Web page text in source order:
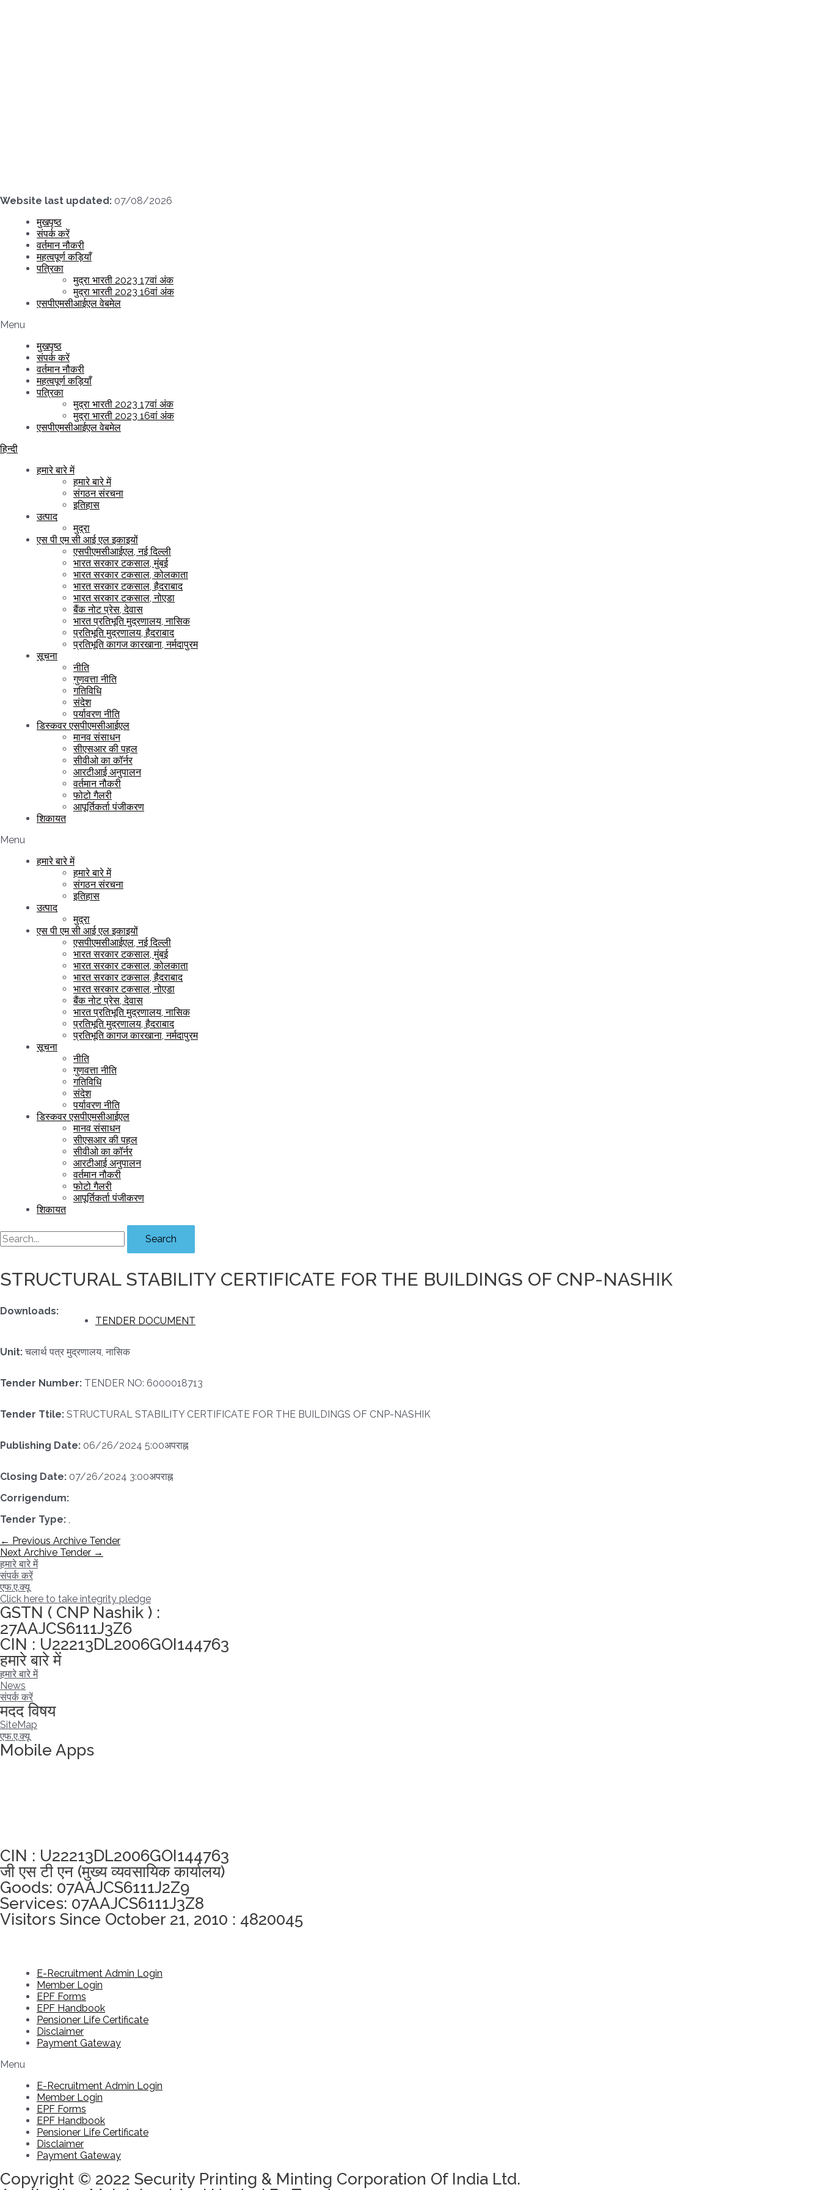
Website last updated: 07/08/2026
मुखपृष्ठ
संपर्क करें
वर्तमान नौकरी
महत्वपूर्ण कड़ियाँ
पत्रिका
मुद्रा भारती 2023 17वां अंक
मुद्रा भारती 2023 16वां अंक
एसपीएमसीआईएल वेबमेल
Menu
मुखपृष्ठ
संपर्क करें
वर्तमान नौकरी
महत्वपूर्ण कड़ियाँ
पत्रिका
मुद्रा भारती 2023 17वां अंक
मुद्रा भारती 2023 16वां अंक
एसपीएमसीआईएल वेबमेल
हिन्दी
हमारे बारे में
हमारे बारे में
संगठन संरचना
इतिहास
उत्पाद
मुद्रा
एस पी एम सी आई एल इकाइयों
एसपीएमसीआईएल, नई दिल्ली
भारत सरकार टकसाल, मुंबई
भारत सरकार टकसाल, कोलकाता
भारत सरकार टकसाल, हैदराबाद
भारत सरकार टकसाल, नोएडा
बैंक नोट प्रेस, देवास
भारत प्रतिभूति मुद्रणालय, नासिक
प्रतिभूति मुद्रणालय, हैदराबाद
प्रतिभूति कागज कारखाना, नर्मदापुरम
सूचना
नीति
गुणवत्ता नीति
गतिविधि
संदेश
पर्यावरण नीति
डिस्कवर एसपीएमसीआईएल
मानव संसाधन
सीएसआर की पहल
सीवीओ का कॉर्नर
आरटीआई अनुपालन
वर्तमान नौकरी
फोटो गैलरी
आपूर्तिकर्ता पंजीकरण
शिकायत
Menu
हमारे बारे में
हमारे बारे में
संगठन संरचना
इतिहास
उत्पाद
मुद्रा
एस पी एम सी आई एल इकाइयों
एसपीएमसीआईएल, नई दिल्ली
भारत सरकार टकसाल, मुंबई
भारत सरकार टकसाल, कोलकाता
भारत सरकार टकसाल, हैदराबाद
भारत सरकार टकसाल, नोएडा
बैंक नोट प्रेस, देवास
भारत प्रतिभूति मुद्रणालय, नासिक
प्रतिभूति मुद्रणालय, हैदराबाद
प्रतिभूति कागज कारखाना, नर्मदापुरम
सूचना
नीति
गुणवत्ता नीति
गतिविधि
संदेश
पर्यावरण नीति
डिस्कवर एसपीएमसीआईएल
मानव संसाधन
सीएसआर की पहल
सीवीओ का कॉर्नर
आरटीआई अनुपालन
वर्तमान नौकरी
फोटो गैलरी
आपूर्तिकर्ता पंजीकरण
शिकायत
Search
STRUCTURAL STABILITY CERTIFICATE FOR THE BUILDINGS OF CNP-NASHIK
Downloads:
TENDER DOCUMENT
Unit: चलार्थ पत्र मुद्रणालय, नासिक
Tender Number: TENDER NO: 6000018713
Tender Ttile: STRUCTURAL STABILITY CERTIFICATE FOR THE BUILDINGS OF CNP-NASHIK
Publishing Date: 06/26/2024 5:00अपराह्न
Closing Date: 07/26/2024 3:00अपराह्न
Corrigendum:
Tender Type:
पोस्ट
नेविगेशन
← Previous Archive Tender
Next Archive Tender →
हमारे बारे में
संपर्क करें
एफ.ए.क्यू
Click here to take integrity pledge
GSTN ( CNP Nashik ) :
27AAJCS6111J3Z6
CIN : U22213DL2006GOI144763
हमारे बारे में
हमारे बारे में
News
संपर्क करें
मदद विषय
SiteMap
एफ.ए.क्यू
Mobile Apps
CIN : U22213DL2006GOI144763
जी एस टी एन (मुख्य व्यवसायिक कार्यालय)
Goods: 07AAJCS6111J2Z9
Services: 07AAJCS6111J3Z8
Visitors Since October 21, 2010 : 4820045
E-Recruitment Admin Login
Member Login
EPF Forms
EPF Handbook
Pensioner Life Certificate
Disclaimer
Payment Gateway
Menu
E-Recruitment Admin Login
Member Login
EPF Forms
EPF Handbook
Pensioner Life Certificate
Disclaimer
Payment Gateway
Copyright © 2022 Security Printing & Minting Corporation Of India Ltd.